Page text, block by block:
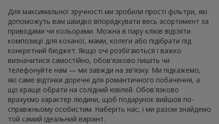
Для максимальної зручності ми зробили прості фільтри, які
допоможуть вам швидко впорядкувати весь асортимент за
приводами чи кольорами. Можна в пару кліків відсіяти
композиції для коханої, мами, колеги або підібрати під
конкретний бюджет. Якщо очі розбігаються і важко
визначитися самостійно, обов'язково пишіть чи
телефонуйте нам — ми завжди на зв'язку. Ми підкажемо,
які саме відтінки доречні для романтичного побачення, а
що краще обрати на солідний ювілей. Обов'язково
врахуємо характер людини, щоб подарунок вийшов по-
справжньому особистим. Наберіть нас, і ми разом знайдемо
той самий ідеальний варіант.